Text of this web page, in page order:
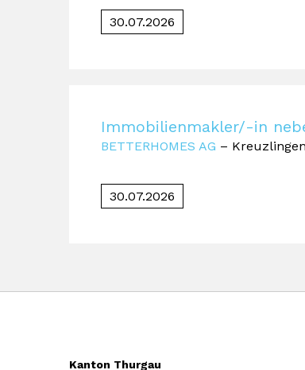
30.07.2026
Immobilienmakler/-in
BETTERHOMES AG – Kreuzlingen
30.07.2026
Kanton Thurgau